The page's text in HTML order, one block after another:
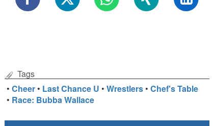
Tags
•Cheer • Last Chance U •Wrestlers •Chef's Table
• Race: Bubba Wallace